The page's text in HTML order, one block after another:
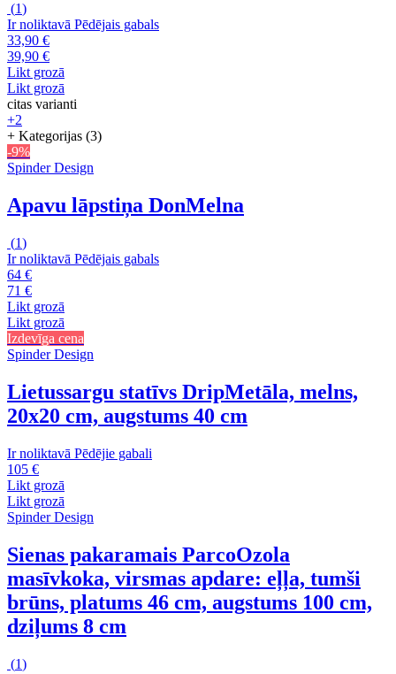
(1)
Ir noliktavā Pēdējais gabals
33,90 €
39,90 €
Likt grozā
Likt grozā
citas varianti
+2
+ Kategorijas (3)
-9%
Spinder Design
Apavu lāpstiņa DonMelna
(1)
Ir noliktavā Pēdējais gabals
64 €
71 €
Likt grozā
Likt grozā
Izdevīga cena
Spinder Design
Lietussargu statīvs DripMetāla, melns,
20x20 cm, augstums 40 cm
Ir noliktavā Pēdējie gabali
105 €
Likt grozā
Likt grozā
Spinder Design
Sienas pakaramais ParcoOzola
masīvkoka, virsmas apdare: eļļa, tumši
brūns, platums 46 cm, augstums 100 cm,
dziļums 8 cm
(1)